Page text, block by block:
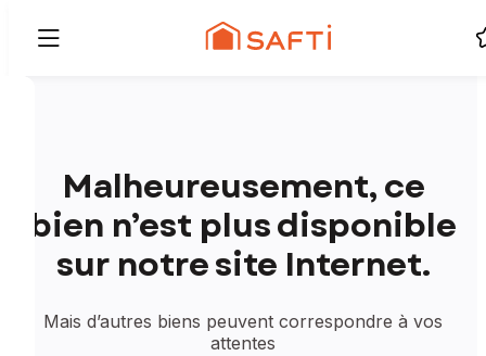
Malheureusement, ce
bien n’est plus disponible
sur notre site Internet.
Mais d’autres biens peuvent correspondre à vos
attentes